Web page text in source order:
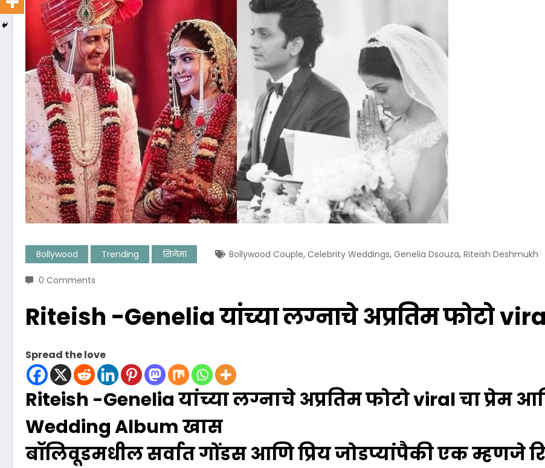
Bollywood Trending सिनेमा Bollywood Couple, Celebrity Weddings, Genelia Dsouza, Riteish Deshmukh
0 Comments
Riteish -Genelia यांच्या लग्नाचे अप्रतिम फोटो
Spread the love
Riteish -Geneliaयांच्या लग्नाचे अप्रतिम फोटो viral चा प्रेम
Wedding Album खास
बॉलिवूडमधील सर्वात गोंडस आणि प्रिय जोडप्यांपैकी एक